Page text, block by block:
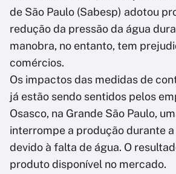
de São Paulo (Sabesp) adotou
redução da pressão da água
manobra, no entanto, tem
comércios.
Os impactos das medidas de
já estão sendo sentidos pelos
Osasco, na Grande São Paulo,
interrompe a produção durante
devido à falta de água. O
produto disponível no mercado.